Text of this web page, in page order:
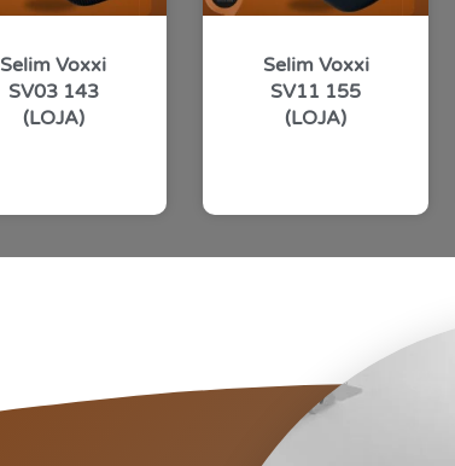
Selim Voxxi
SV03 143
(LOJA)
Selim Voxxi
SV11 155
(LOJA)